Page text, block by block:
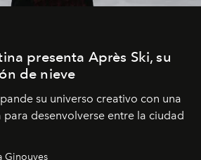
presenta Après Ski, su
de nieve
su universo creativo con una
desenvolverse entre la ciudad
Ginouves